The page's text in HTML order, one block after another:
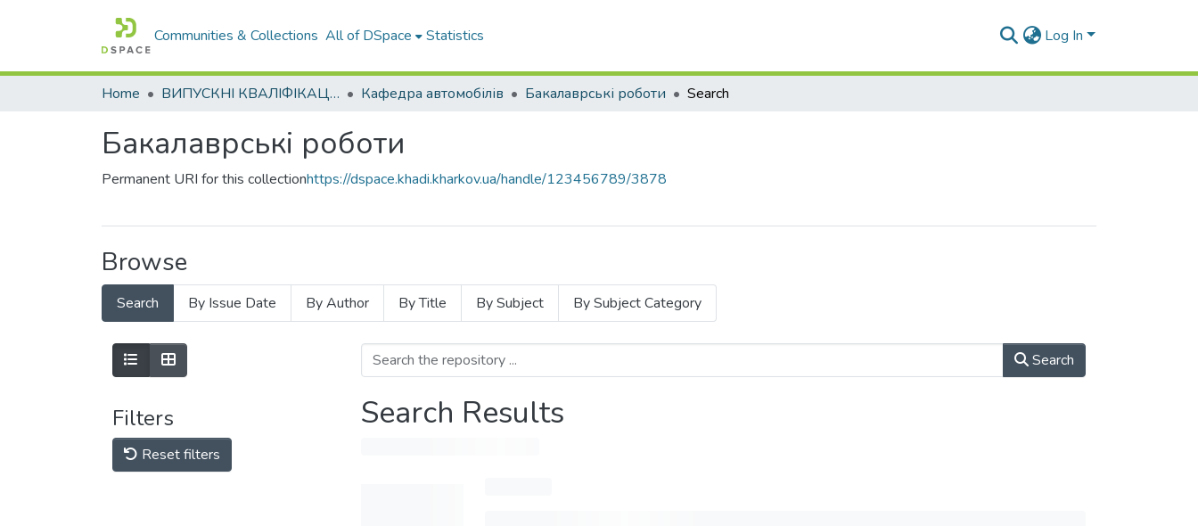
Communities & Collections All of DSpace Statistics Log In
Home ВИПУСКНІ КВАЛІФІКАЦІЙНІ РОБОТИ Кафедра автомобілів Бакалаврські роботи Search
Бакалаврські роботи
Permanent URI for this collectionhttps://dspace.khadi.kharkov.ua/handle/123456789/3878
Browse
Search By Issue Date By Author By Title By Subject By Subject Category
Filters
Reset filters
Search
Search Results